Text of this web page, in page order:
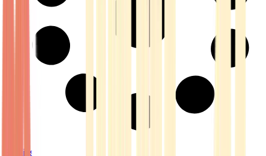
Strains